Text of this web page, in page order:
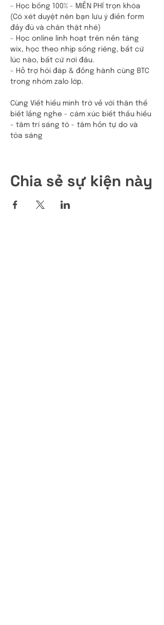
- Học bổng 100% - MIỄN PHÍ trọn khóa
(Có xét duyệt nên bạn lưu ý điền form
đầy đủ và chân thật nhé)
- Học online linh hoạt trên nền tảng
wix, học theo nhịp sống riêng, bất cứ
lúc nào, bất cứ nơi đâu.
- Hỗ trợ hỏi đáp & đồng hành cùng BTC
trong nhóm zalo lớp.
Cùng Viết hiểu mình trở về với thân thể
biết lắng nghe - cảm xúc biết thấu hiểu
- tâm trí sáng tỏ - tâm hồn tự do và
tỏa sáng
Chia sẻ sự kiện này